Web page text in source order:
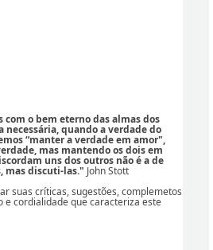
com o bem eterno das almas dos
necessária, quando a verdade do
“manter a verdade em amor",
mas mantendo os dois em
uns dos outros não é a de
mas discuti-las." John Stott
suas críticas, sugestões, complemetos
e cordialidade que caracteriza este